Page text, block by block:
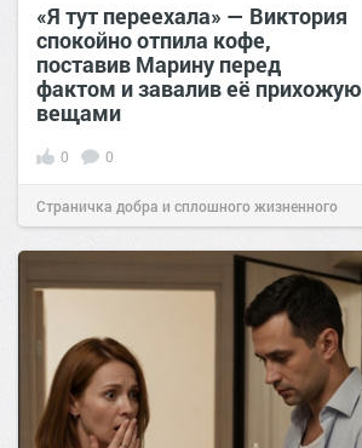
«Я тут переехала» — Виктория
спокойно отпила кофе,
поставив Марину перед
фактом и завалив её прихожую
вещами
0 0
Страничка добра и сплошного жизненного
позитива!19:38Сегодня